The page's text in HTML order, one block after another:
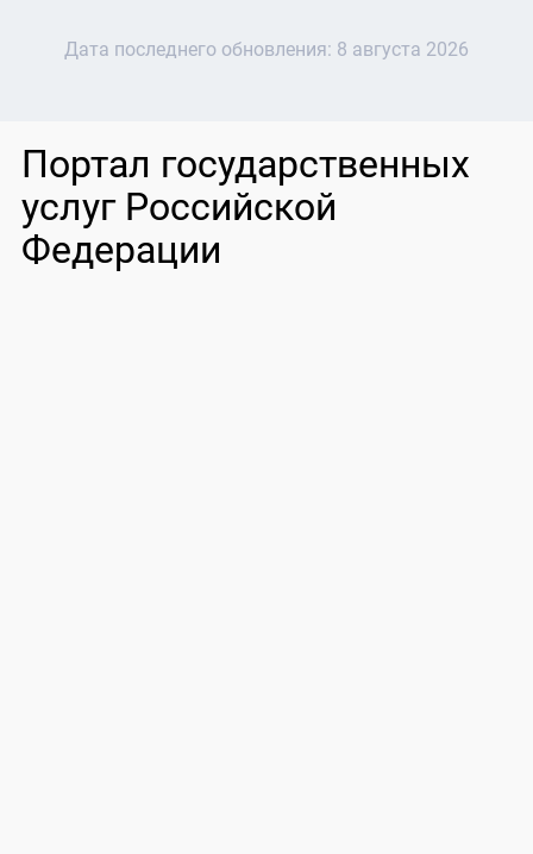
Дата последнего обновления: 8 августа 2026
Портал государственных
услуг Российской
Федерации